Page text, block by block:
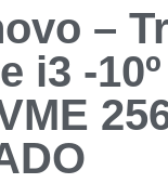
–
i3 -